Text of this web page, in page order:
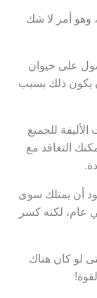
وهو أمر لا شك
على حيوان
يكون ذلك بسبب
للجميع
التعاقد مع
أن يمتلك سوى
عام، لكنه كسر
لو كان هناك